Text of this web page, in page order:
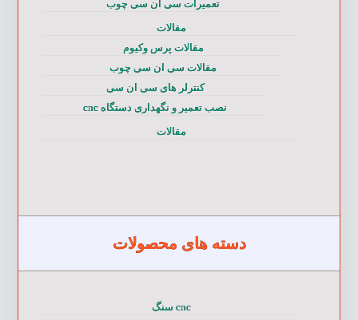
تعمیرات سی ان سی چوب
مقالات
مقالات پرس وکیوم
مقالات سی ان سی چوب
کنترلر های سی ان سی
نصب تعمیر و نگهداری دستگاه cnc
مقالات
دسته های محصولات
cnc سنگ